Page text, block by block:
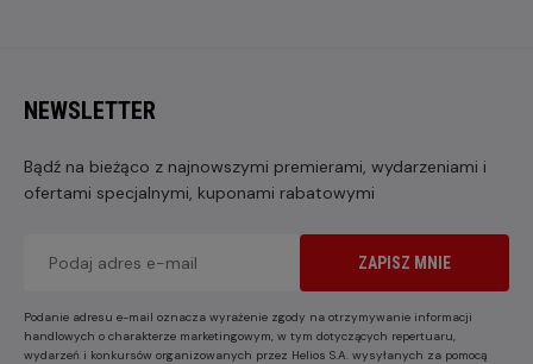
NEWSLETTER
Bądź na bieżąco z najnowszymi premierami, wydarzeniami i
ofertami specjalnymi, kuponami rabatowymi
ZAPISZ MNIE
Podanie adresu e-mail oznacza wyrażenie zgody na otrzymywanie informacji
handlowych o charakterze marketingowym, w tym dotyczących repertuaru,
wydarzeń i konkursów organizowanych przez Helios S.A. wysyłanych za pomocą